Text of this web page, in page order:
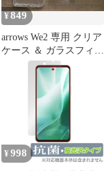
¥849
arrows We2 専用 クリア
ケース ＆ ガラスフィル
¥ 998